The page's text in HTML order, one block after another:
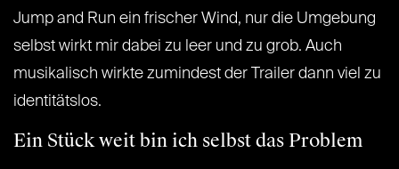
Jump and Run ein frischer Wind, nur die Umgebung
selbst wirkt mir dabei zu leer und zu grob. Auch
musikalisch wirkte zumindest der Trailer dann viel zu
identitätslos.
Ein Stück weit bin ich selbst das Problem